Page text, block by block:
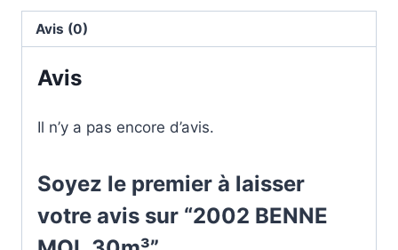
Avis (0)
Avis
Il n’y a pas encore d’avis.
Soyez le premier à laisser
votre avis sur “2002 BENNE